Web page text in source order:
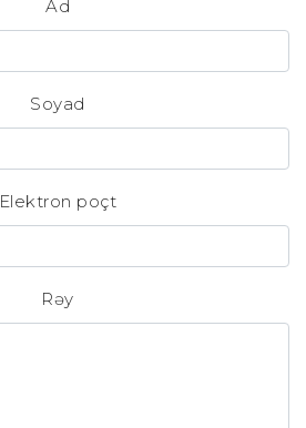
Ad
Soyad
Elektron poçt
Rəy